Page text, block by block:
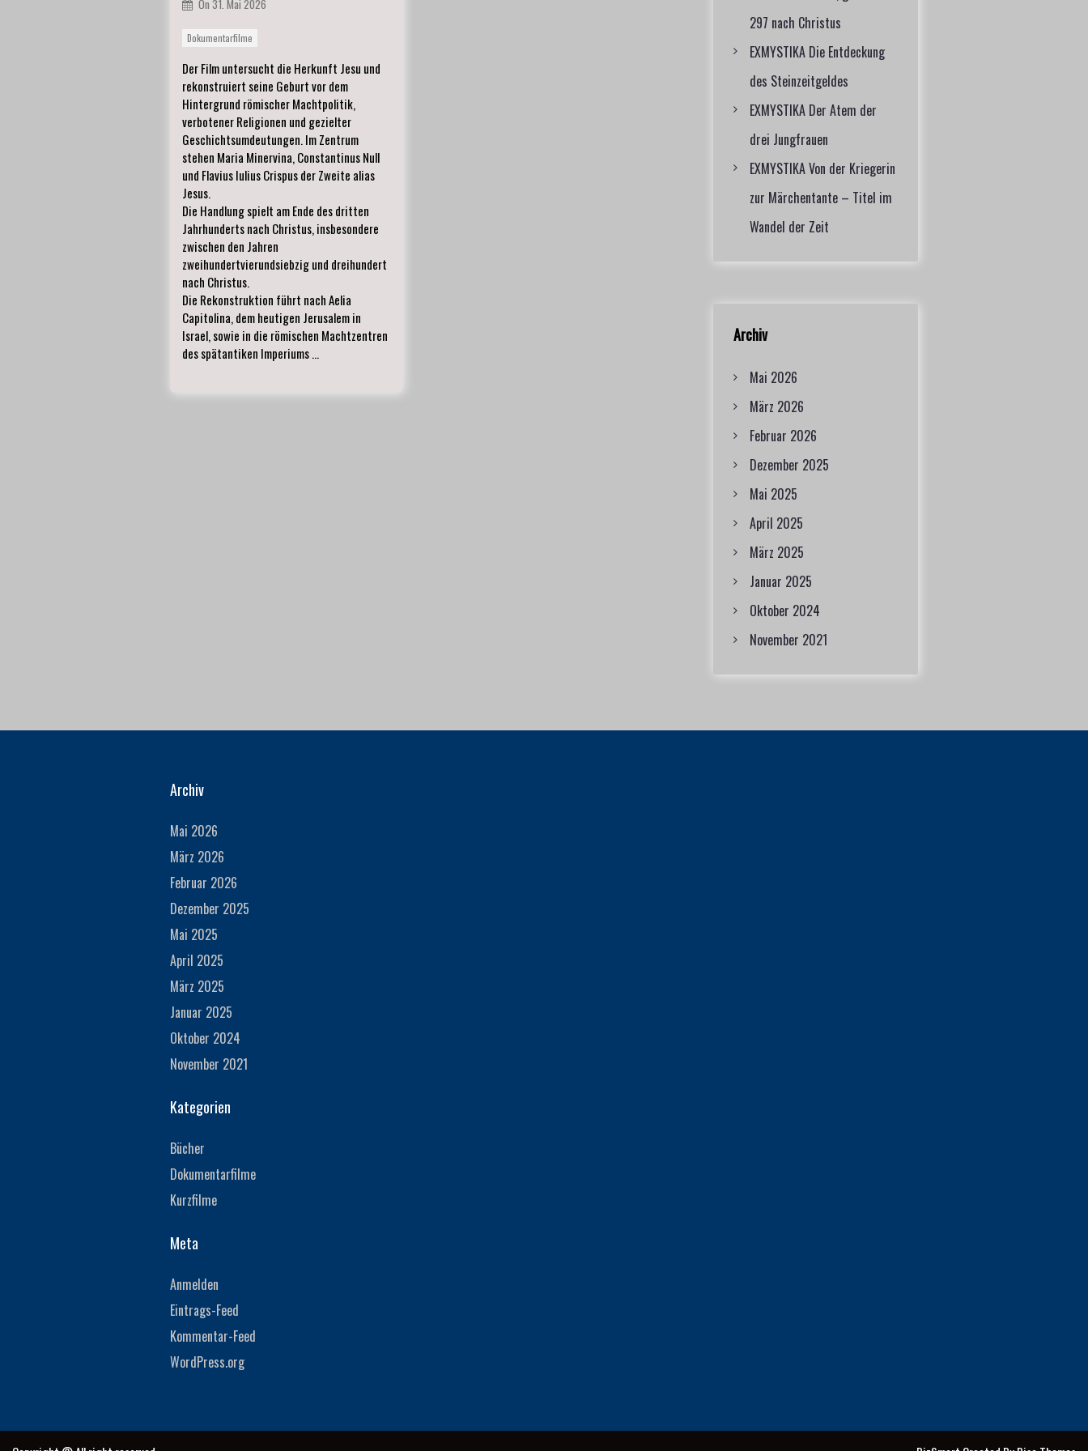
On 31. Mai 2026
Dokumentarfilme
Der Film untersucht die Herkunft Jesu und
rekonstruiert seine Geburt vor dem
Hintergrund römischer Machtpolitik,
verbotener Religionen und gezielter
Geschichtsumdeutungen. Im Zentrum
stehen Maria Minervina, Constantinus Null
und Flavius Iulius Crispus der Zweite alias
Jesus.
Die Handlung spielt am Ende des dritten
Jahrhunderts nach Christus, insbesondere
zwischen den Jahren
zweihundertvierundsiebzig und dreihundert
nach Christus.
Die Rekonstruktion führt nach Aelia
Capitolina, dem heutigen Jerusalem in
Israel, sowie in die römischen Machtzentren
des spätantiken Imperiums …
297 nach Christus
EXMYSTIKA Die Entdeckung
des Steinzeitgeldes
EXMYSTIKA Der Atem der
drei Jungfrauen
EXMYSTIKA Von der Kriegerin
zur Märchentante – Titel im
Wandel der Zeit
Archiv
Mai 2026
März 2026
Februar 2026
Dezember 2025
Mai 2025
April 2025
März 2025
Januar 2025
Oktober 2024
November 2021
Archiv
Mai 2026
März 2026
Februar 2026
Dezember 2025
Mai 2025
April 2025
März 2025
Januar 2025
Oktober 2024
November 2021
Kategorien
Bücher
Dokumentarfilme
Kurzfilme
Meta
Anmelden
Eintrags-Feed
Kommentar-Feed
WordPress.org